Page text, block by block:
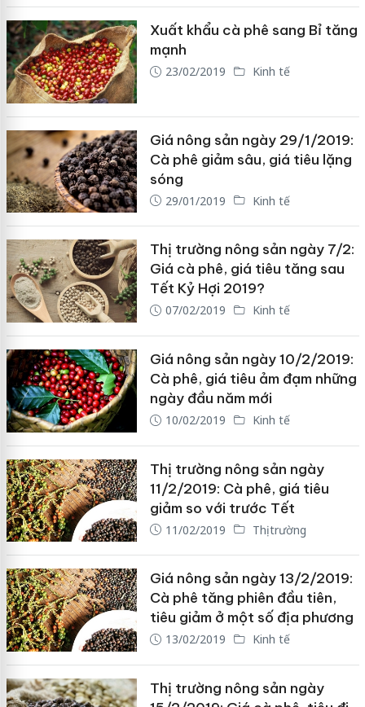
Xuất khẩu cà phê sang Bỉ tăng
mạnh
23/02/2019 Kinh tế
Giá nông sản ngày 29/1/2019:
Cà phê giảm sâu, giá tiêu lặng
sóng
29/01/2019 Kinh tế
Thị trường nông sản ngày 7/2:
Giá cà phê, giá tiêu tăng sau
Tết Kỷ Hợi 2019?
07/02/2019 Kinh tế
Giá nông sản ngày 10/2/2019:
Cà phê, giá tiêu ảm đạm những
ngày đầu năm mới
10/02/2019 Kinh tế
Thị trường nông sản ngày
11/2/2019: Cà phê, giá tiêu
giảm so với trước Tết
11/02/2019 Thị trường
Giá nông sản ngày 13/2/2019:
Cà phê tăng phiên đầu tiên,
tiêu giảm ở một số địa phương
13/02/2019 Kinh tế
Thị trường nông sản ngày